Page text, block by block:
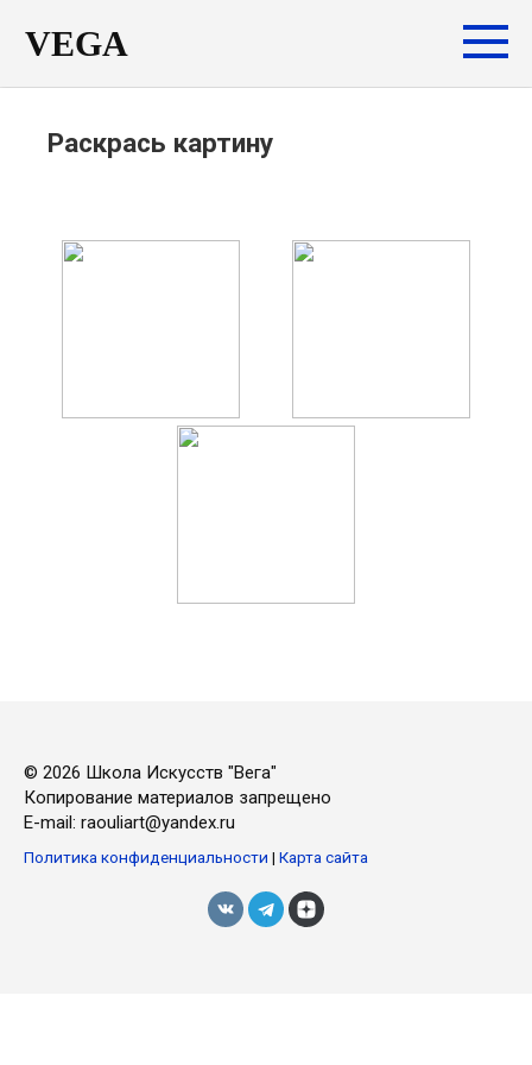
контенту
VEGA
Раскрась картину
© 2026 Школа Искусств "Вега"
Копирование материалов запрещено
E-mail: raouliart@yandex.ru
Политика конфиденциальности | Карта сайта